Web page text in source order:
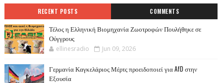
RECENT POSTS COMMENTS
Τέλος η Ελληνική Βιομηχανία Ζωοτροφών Πουλήθηκε σε
Ούγγρους
ellinesradio Jun 09, 2026
Γερμανία Καγκελάριος Μέρτς προειδοποιεί για AfD στην
Εξουσία